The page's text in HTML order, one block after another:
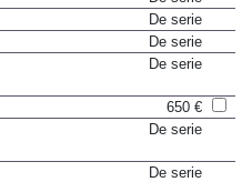
De serie
De serie
De serie
650 €
De serie
De serie